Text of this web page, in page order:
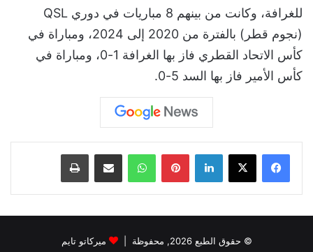
للغرافة، وكانت من بينهم 8 مباريات في دوري QSL
(نجوم قطر) بالفترة من 2020 إلى 2024، ومباراة في
كأس الاتحاد القطري فاز بها الغرافة 1-0، ومباراة في
كأس الأمير فاز بها السد 5-0.
لينكدإن بينتيريست واتساب
© حقوق الطبع 2026, محفوظة | ميركاتو تايم